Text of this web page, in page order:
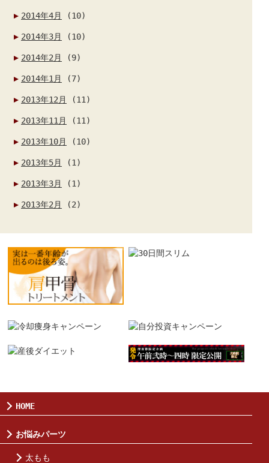
2014年4月 (10)
2014年3月 (10)
2014年2月 (9)
2014年1月 (7)
2013年12月 (11)
2013年11月 (11)
2013年10月 (10)
2013年5月 (1)
2013年3月 (1)
2013年2月 (2)
HOME
お悩みパーツ
太もも